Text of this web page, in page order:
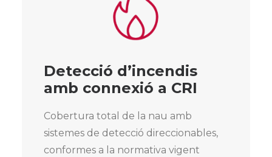
Detecció d’incendis
amb connexió a CRI
Cobertura total de la nau amb
sistemes de detecció direccionables,
conformes a la normativa vigent